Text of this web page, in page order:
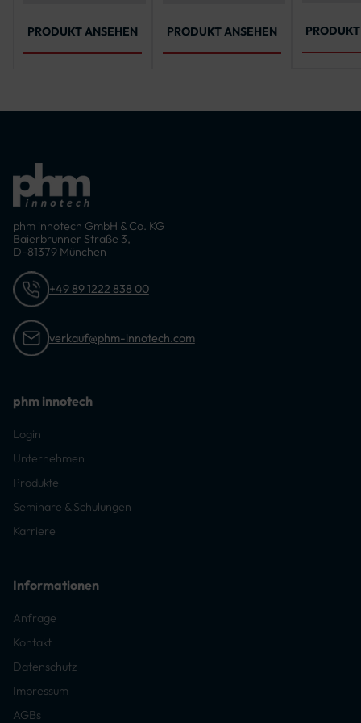
PRODUKT ANSEHEN
PRODUKT ANSEHEN
phm innotech GmbH & Co. KG
Baierbrunner Straße 3,
D-81379 München
+49 89 1222 838 00
verkauf@phm-innotech.com
phm innotech
Login
Unternehmen
Produkte
Seminare & Schulungen
Karriere
Informationen
Anfrage
Kontakt
Datenschutz
Impressum
AGBs